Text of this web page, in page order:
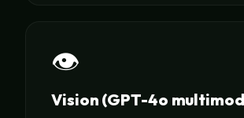
👁️
Vision (GPT-4o